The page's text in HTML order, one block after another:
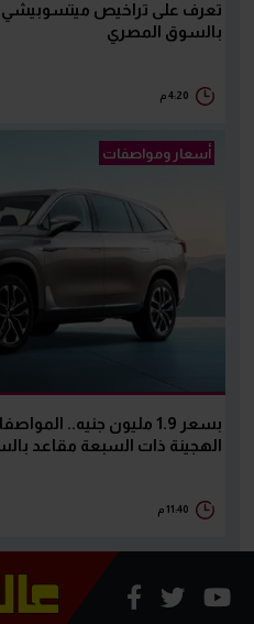
تعرف على تراخيص ميتسوبيشي
بالسوق المصري
4:20 م
أسعار ومواصفات
الهجينة ذات السبعة مقاعد
11:40 م